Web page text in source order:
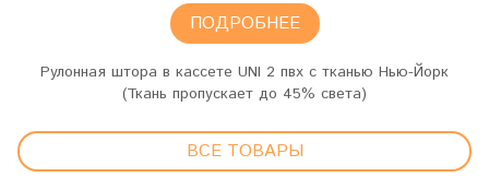
ПОДРОБНЕЕ
Рулонная штора в кассете UNI 2 пвх с тканью Нью-Йорк
(Ткань пропускает до 45% света)
ВСЕ ТОВАРЫ